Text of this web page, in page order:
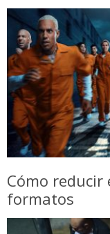
Cómo reducir
formatos